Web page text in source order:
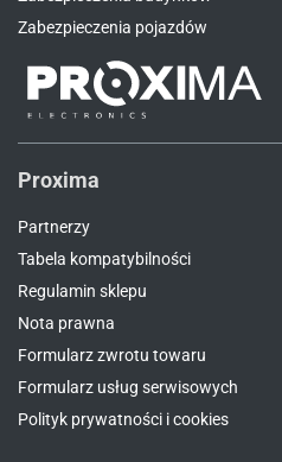
Zabezpieczenia pojazdów
Proxima
Partnerzy
Tabela kompatybilności
Regulamin sklepu
Nota prawna
Formularz zwrotu towaru
Formularz usług serwisowych
Polityk prywatności i cookies